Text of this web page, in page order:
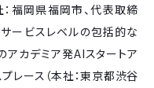
福岡県福岡市、代表取締
サービスレベルの包括的な
アカデミア発AIスタートア
レース（本社：東京都渋谷